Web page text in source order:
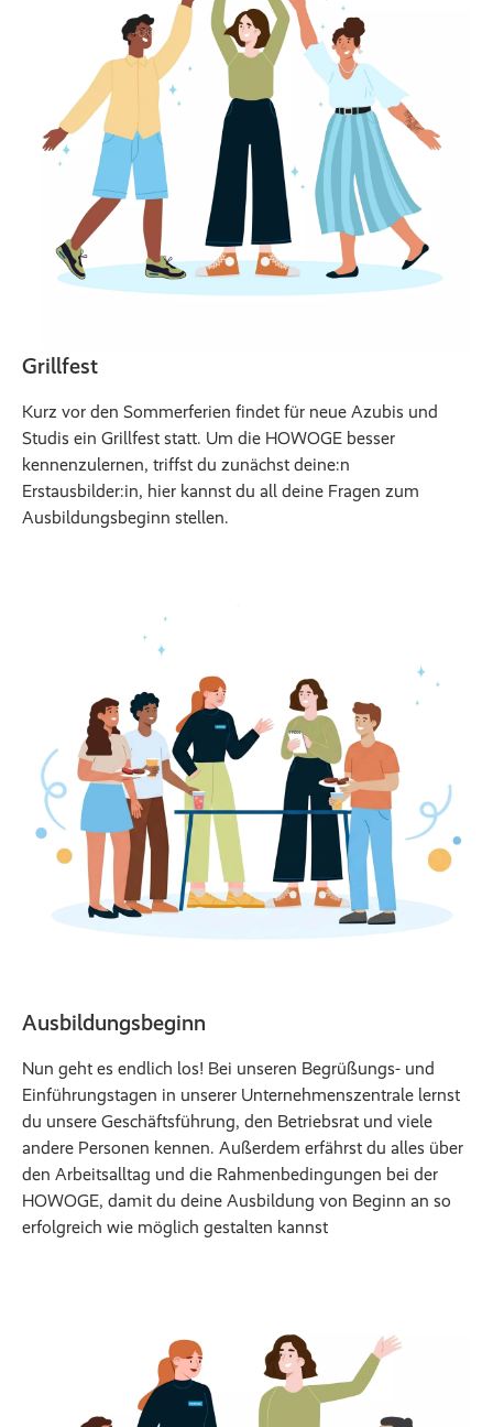
Grillfest
Kurz vor den Sommerferien findet für neue Azubis und
Studis ein Grillfest statt. Um die HOWOGE besser
kennenzulernen, triffst du zunächst deine:n
Erstausbilder:in, hier kannst du all deine Fragen zum
Ausbildungsbeginn stellen.
Ausbildungsbeginn
Nun geht es endlich los! Bei unseren Begrüßungs- und
Einführungstagen in unserer Unternehmenszentrale lernst
du unsere Geschäftsführung, den Betriebsrat und viele
andere Personen kennen. Außerdem erfährst du alles über
den Arbeitsalltag und die Rahmenbedingungen bei der
HOWOGE, damit du deine Ausbildung von Beginn an so
erfolgreich wie möglich gestalten kannst